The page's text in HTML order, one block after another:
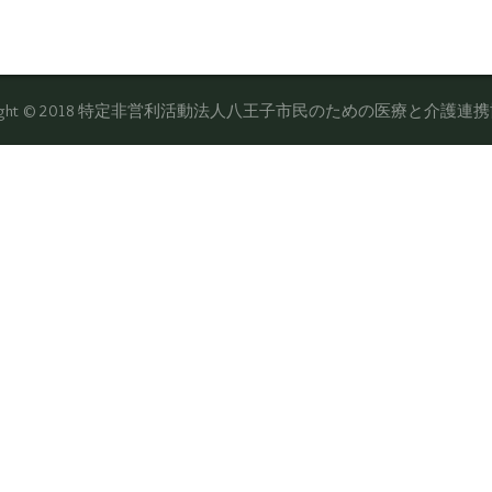
© 2018 特定非営利活動法人八王子市民のための医療と介護連